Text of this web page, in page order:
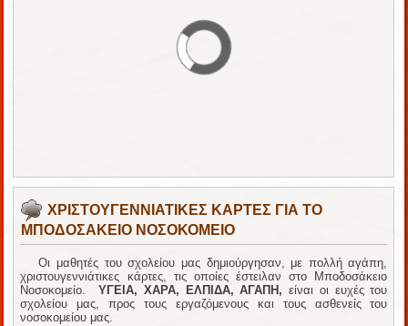
ΧΡΙΣΤΟΥΓΕΝΝΙΑΤΙΚΕΣ ΚΑΡΤΕΣ ΓΙΑ ΤΟ
ΜΠΟΔΟΣΑΚΕΙΟ ΝΟΣΟΚΟΜΕΙΟ
Οι μαθητές του σχολείου μας δημιούργησαν, με πολλή αγάπη,
χριστουγεννιάτικες κάρτες, τις οποίες έστειλαν στο Μποδοσάκειο
Νοσοκομείο.ΥΓΕΙΑ, ΧΑΡΑ, ΕΛΠΙΔΑ, ΑΓΑΠΗ, είναι οι ευχές του
σχολείου μας, προς τους εργαζόμενους και τους ασθενείς του
νοσοκομείου μας.